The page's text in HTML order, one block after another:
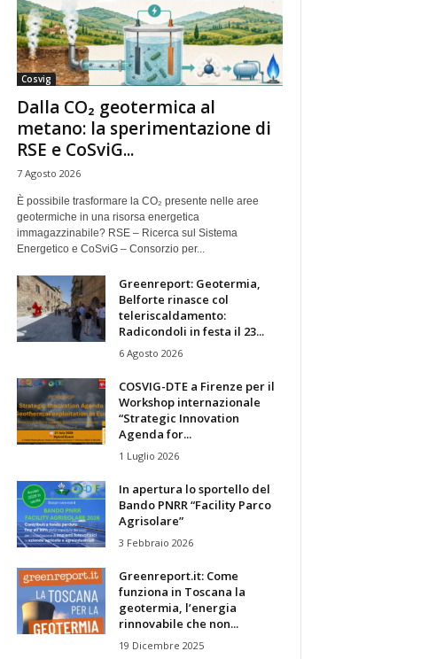
Cosvig
Dalla CO₂ geotermica al
metano: la sperimentazione di
RSE e CoSviG...
7 Agosto 2026
È possibile trasformare la CO₂ presente nelle aree
geotermiche in una risorsa energetica
immagazzinabile? RSE – Ricerca sul Sistema
Energetico e CoSviG – Consorzio per...
Greenreport: Geotermia,
Belforte rinasce col
teleriscaldamento:
Radicondoli in festa il 23...
6 Agosto 2026
COSVIG-DTE a Firenze per il
Workshop internazionale
“Strategic Innovation
Agenda for...
1 Luglio 2026
In apertura lo sportello del
Bando PNRR “Facility Parco
Agrisolare”
3 Febbraio 2026
Greenreport.it: Come
funziona in Toscana la
geotermia, l’energia
rinnovabile che non...
19 Dicembre 2025